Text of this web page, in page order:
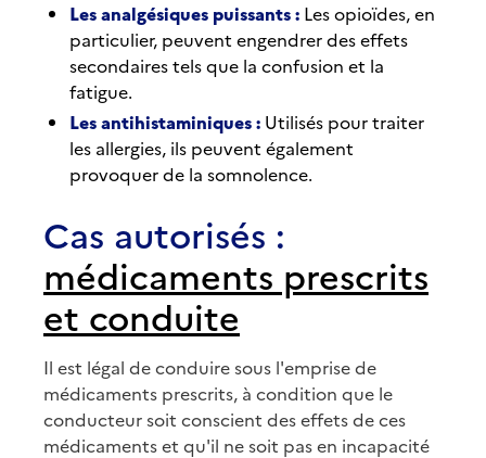
Les analgésiques puissants : Les opioïdes, en
particulier, peuvent engendrer des effets
secondaires tels que la confusion et la
fatigue.
Les antihistaminiques : Utilisés pour traiter
les allergies, ils peuvent également
provoquer de la somnolence.
Cas autorisés :
médicaments prescrits
et conduite
Il est légal de conduire sous l'emprise de
médicaments prescrits, à condition que le
conducteur soit conscient des effets de ces
médicaments et qu'il ne soit pas en incapacité